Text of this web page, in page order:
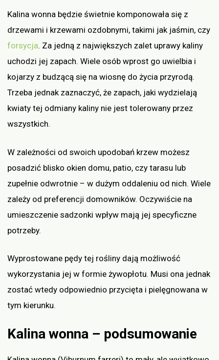
Kalina wonna będzie świetnie komponowała się z
drzewami i krzewami ozdobnymi, takimi jak jaśmin, czy
forsycja. Za jedną z największych zalet uprawy kaliny
uchodzi jej zapach. Wiele osób wprost go uwielbia i
kojarzy z budzącą się na wiosnę do życia przyrodą.
Trzeba jednak zaznaczyć, że zapach, jaki wydzielają
kwiaty tej odmiany kaliny nie jest tolerowany przez
wszystkich.
W zależności od swoich upodobań krzew możesz
posadzić blisko okien domu, patio, czy tarasu lub
zupełnie odwrotnie – w dużym oddaleniu od nich. Wiele
zależy od preferencji domowników. Oczywiście na
umieszczenie sadzonki wpływ mają jej specyficzne
potrzeby.
Wyprostowane pędy tej rośliny dają możliwość
wykorzystania jej w formie żywopłotu. Musi ona jednak
zostać wtedy odpowiednio przycięta i pielęgnowana w
tym kierunku.
Kalina wonna – podsumowanie